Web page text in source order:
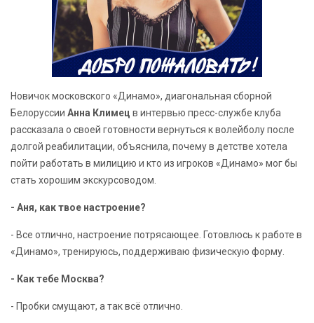
Новичок московского «Динамо», диагональная сборной
Белоруссии Анна Климец в интервью пресс-службе клуба
рассказала о своей готовности вернуться к волейболу после
долгой реабилитации, объяснила, почему в детстве хотела
пойти работать в милицию и кто из игроков «Динамо» мог бы
стать хорошим экскурсоводом.
- Аня, как твое настроение?
- Все отлично, настроение потрясающее. Готовлюсь к работе в
«Динамо», тренируюсь, поддерживаю физическую форму.
- Как тебе Москва?
- Пробки смущают, а так всё отлично.